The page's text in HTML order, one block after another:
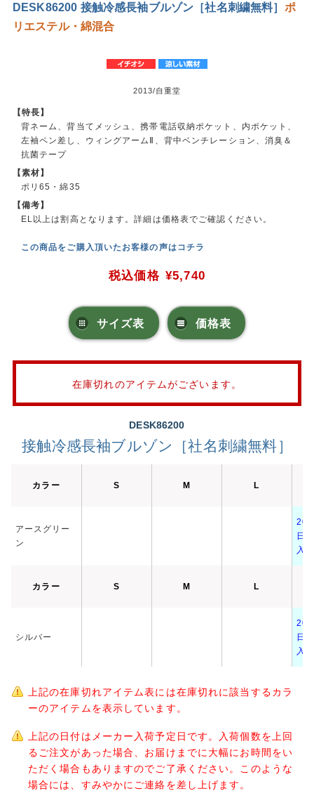
DESK86200 接触冷感長袖ブルゾン［社名刺繍無料］ ポ
リエステル・綿混合
2013/自重堂
【特長】
背ネーム、背当てメッシュ、携帯電話収納ポケット、内ポケット、
左袖ペン差し、ウィングアームⅡ、背中ベンチレーション、消臭＆
抗菌テープ
【素材】
ポリ65・綿35
【備考】
EL以上は割高となります。詳細は価格表でご確認ください。
この商品をご購入頂いたお客様の声はコチラ
税込価格 ¥5,740
サイズ表 価格表
在庫切れのアイテムがございます。
DESK86200
接触冷感長袖ブルゾン［社名刺繍無料］
カラー S M L
アースグリー
ン
日
入
カラー S M L
シルバー
日
入
上記の在庫切れアイテム表には在庫切れに該当するカラ
ーのアイテムを表示しています。
上記の日付はメーカー入荷予定日です。入荷個数を上回
るご注文があった場合、お届けまでに大幅にお時間をい
ただく場合もありますのでご了承ください。このような
場合には、すみやかにご連絡を差し上げます。